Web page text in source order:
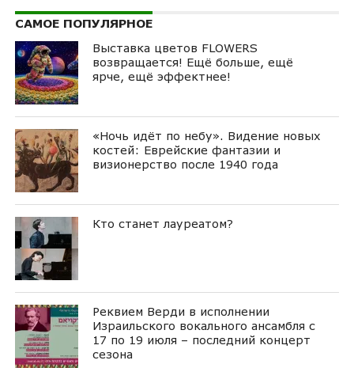
САМОЕ ПОПУЛЯРНОЕ
Выставка цветов FLOWERS
возвращается! Ещё больше, ещё
ярче, ещё эффектнее!
«Ночь идёт по небу». Видение новых
костей: Еврейские фантазии и
визионерство после 1940 года
Кто станет лауреатом?
Реквием Верди в исполнении
Израильского вокального ансамбля с
17 по 19 июля – последний концерт
сезона